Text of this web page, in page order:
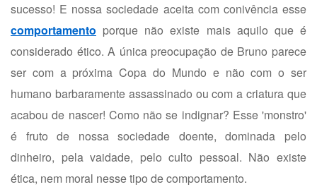
sucesso! E nossa sociedade aceita com conivência esse
comportamento porque não existe mais aquilo que é
considerado ético. A única preocupação de Bruno parece
ser com a próxima Copa do Mundo e não com o ser
humano barbaramente assassinado ou com a criatura que
acabou de nascer! Como não se indignar? Esse 'monstro'
é fruto de nossa sociedade doente, dominada pelo
dinheiro, pela vaidade, pelo culto pessoal. Não existe
ética, nem moral nesse tipo de comportamento.